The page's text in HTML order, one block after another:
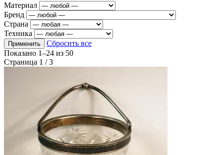
Материал
Бренд
Страна
Техника
Применить
Сбросить все
Показано 1–24 из 50
Страница 1 / 3